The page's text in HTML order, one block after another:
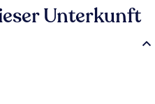
Unterkunft